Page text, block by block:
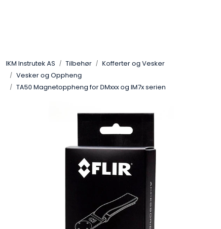
IKM Instrutek AS Tilbehør
Kofferter og Vesker
Vesker og Oppheng
TA50 Magnetoppheng for DMxxx og IM7x serien
Elektro
Frekvensomformere